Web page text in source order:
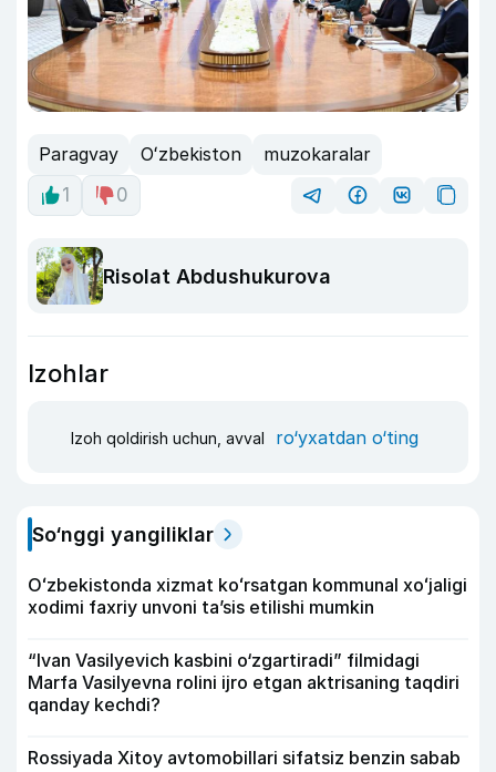
Paragvay Oʻzbekiston
muzokaralar
1
0
Risolat Abdushukurova
Izohlar
Izoh qoldirish uchun, avval ro‘yxatdan o‘ting
So‘nggi yangiliklar
Oʻzbekistonda xizmat koʻrsatgan kommunal xoʻjaligi
xodimi faxriy unvoni taʼsis etilishi mumkin
“Ivan Vasilyevich kasbini o‘zgartiradi” filmidagi
Marfa Vasilyevna rolini ijro etgan aktrisaning taqdiri
qanday kechdi?
Rossiyada Xitoy avtomobillari sifatsiz benzin sabab